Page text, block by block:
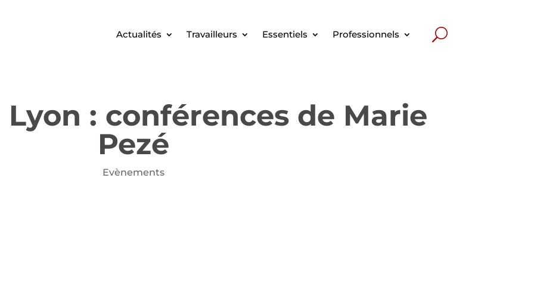
Actualités Travailleurs Essentiels Professionnels
: conférences de Marie
Pezé
Evènements